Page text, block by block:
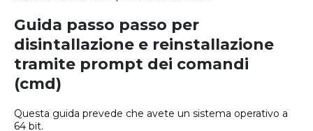
Guida passo passo per
disintallazione e reinstallazione
tramite prompt dei comandi
(cmd)
Questa guida prevede che avete un sistema operativo a
64 bit.